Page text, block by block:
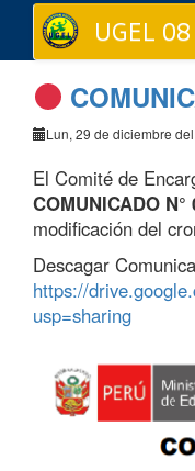
UGEL
Lun, 29 de diciembre
El Comité de
COMUNICADO N°
modificación del
Descagar
https://
usp=sharing